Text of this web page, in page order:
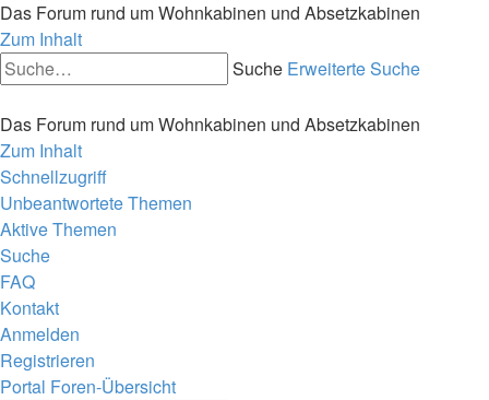
Das Forum rund um Wohnkabinen und Absetzkabinen
Zum Inhalt
Suche Erweiterte Suche
Das Forum rund um Wohnkabinen und Absetzkabinen
Zum Inhalt
Schnellzugriff
Unbeantwortete Themen
Aktive Themen
Suche
FAQ
Kontakt
Anmelden
Registrieren
Portal Foren-Übersicht